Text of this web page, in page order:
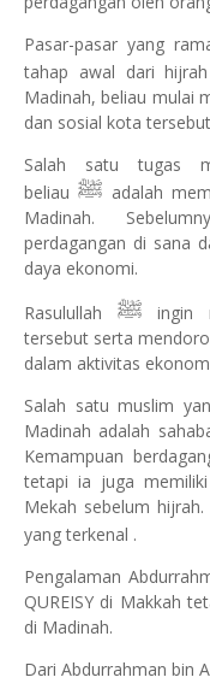
Pasar-pasar yang
tahap awal dari
Madinah, beliau mulai
dan sosial kota
Salah satu tugas
beliau ﷺ adalah
Madinah.
perdagangan di sana
daya ekonomi.
Rasulullah ﷺ ingin
tersebut serta
dalam aktivitas
Salah satu muslim
Madinah adalah
Kemampuan
tetapi ia juga
Mekah sebelum
yang terkenal .
Pengalaman
QUREISY di Makkah
di Madinah.
Dari Abdurrahman bin